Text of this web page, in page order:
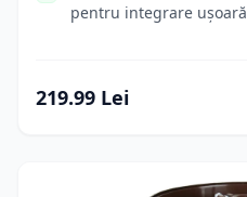
pentru integrare ușoară
219.99 Lei